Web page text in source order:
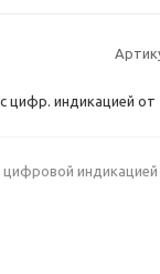
цифр. индикацией
индикацией